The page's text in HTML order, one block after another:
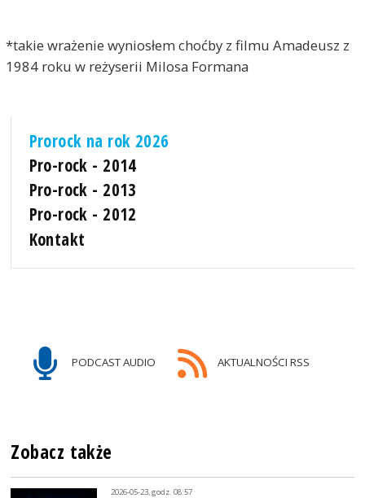
*takie wrażenie wyniosłem choćby z filmu Amadeusz z
1984 roku w reżyserii Milosa Formana
Prorock na rok 2026
Pro-rock - 2014
Pro-rock - 2013
Pro-rock - 2012
Kontakt
PODCAST AUDIO AKTUALNOŚCI RSS
Zobacz także
2026-05-23, godz. 08:57